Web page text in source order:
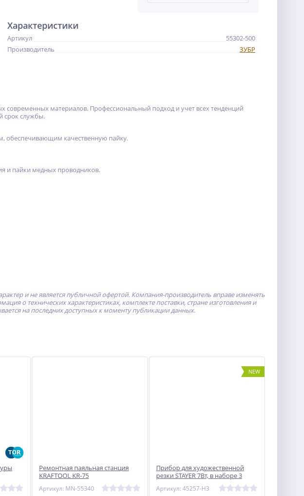
Характеристики
Артикул
55302-500
Производитель
ЗУБР
современных материалов. Профессиональный подход и учет всех тенденций
срок службы.
обеспечивающим качественную пайку.
и пайки медных проводников.
и не является публичной офертой. Компания-производитель вправе изменять
о технических характеристиках, комплекте поставки, стране изготовления и
на последних доступных к моменту публикации данных.
Ремонтная паяльная станция
KRAFTOOL KR-75
Артикул: MN-55340
NEW
Прибор для художественной
резки STAYER 7Вт, в наборе 3
насадки, аккуратный рез
пенопласта+пластика,
Артикул: 45257-H3